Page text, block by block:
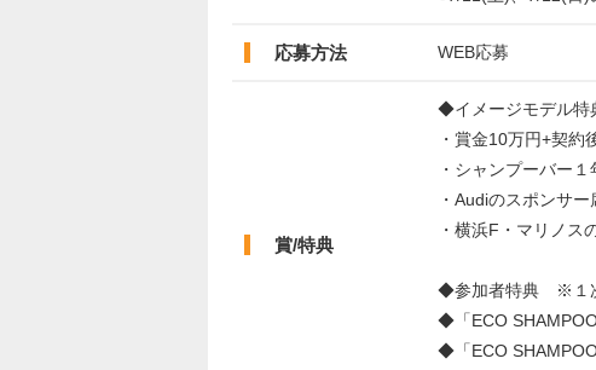
応募方法 WEB応募
賞/特典
◆イメージモデル
・賞金10万円+契約
・シャンプーバー１
・Audiのスポンサ
・横浜F・マリノス
◆参加者特典 ※１
◆「ECO SHAMPOO
◆「ECO